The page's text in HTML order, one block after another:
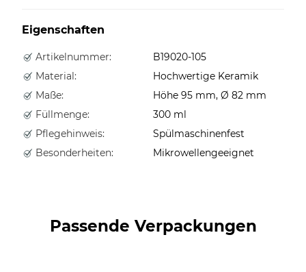
Eigenschaften
Artikelnummer:
B19020-105
Material:
Hochwertige Keramik
Maße:
Höhe 95 mm, Ø 82 mm
Füllmenge:
300 ml
Pflegehinweis:
Spülmaschinenfest
Besonderheiten:
Mikrowellengeeignet
Passende Verpackungen